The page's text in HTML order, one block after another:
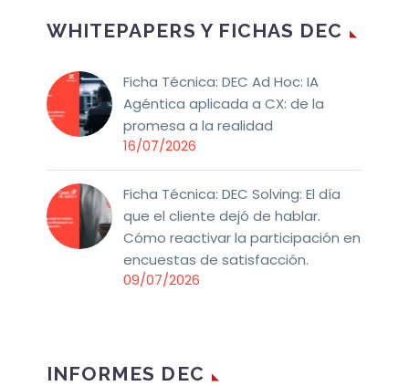
WHITEPAPERS Y FICHAS DEC
Ficha Técnica: DEC Ad Hoc: IA
Agéntica aplicada a CX: de la
promesa a la realidad
16/07/2026
Ficha Técnica: DEC Solving: El día
que el cliente dejó de hablar.
Cómo reactivar la participación en
encuestas de satisfacción.
09/07/2026
INFORMES DEC